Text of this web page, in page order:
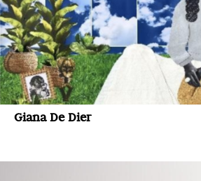
Giana De Dier